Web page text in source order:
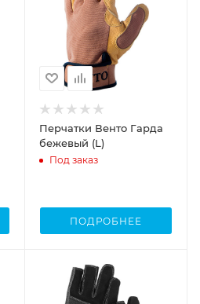
Перчатки Венто Гарда
бежевый (L)
Под заказ
ПОДРОБНЕЕ